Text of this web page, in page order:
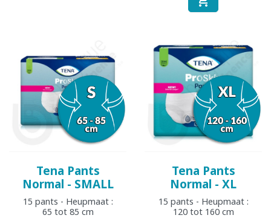
Tena Pants
Normal - SMALL
15 pants - Heupmaat :
65 tot 85 cm
Tena Pants
Normal - XL
15 pants - Heupmaat :
120 tot 160 cm